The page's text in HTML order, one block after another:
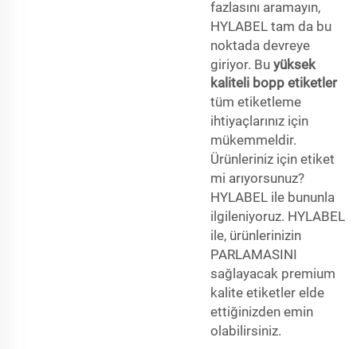
fazlasını aramayın,
HYLABEL tam da bu
noktada devreye
giriyor. Bu yüksek
kaliteli bopp etiketler
tüm etiketleme
ihtiyaçlarınız için
mükemmeldir.
Ürünleriniz için etiket
mi arıyorsunuz?
HYLABEL ile bununla
ilgileniyoruz. HYLABEL
ile, ürünlerinizin
PARLAMASINI
sağlayacak premium
kalite etiketler elde
ettiğinizden emin
olabilirsiniz.